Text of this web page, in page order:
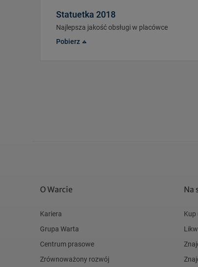
Statuetka 2018
Najlepsza jakość obsługi w placówce
Pobierz
O Warcie
Kariera
Grupa Warta
Centrum prasowe
Zrównoważony rozwój
Na
Kup